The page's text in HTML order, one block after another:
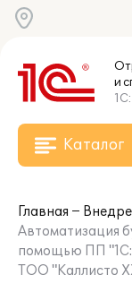
и
Каталог
Главная
Автоматизация
помощью ПП
ТОО "Каллисто